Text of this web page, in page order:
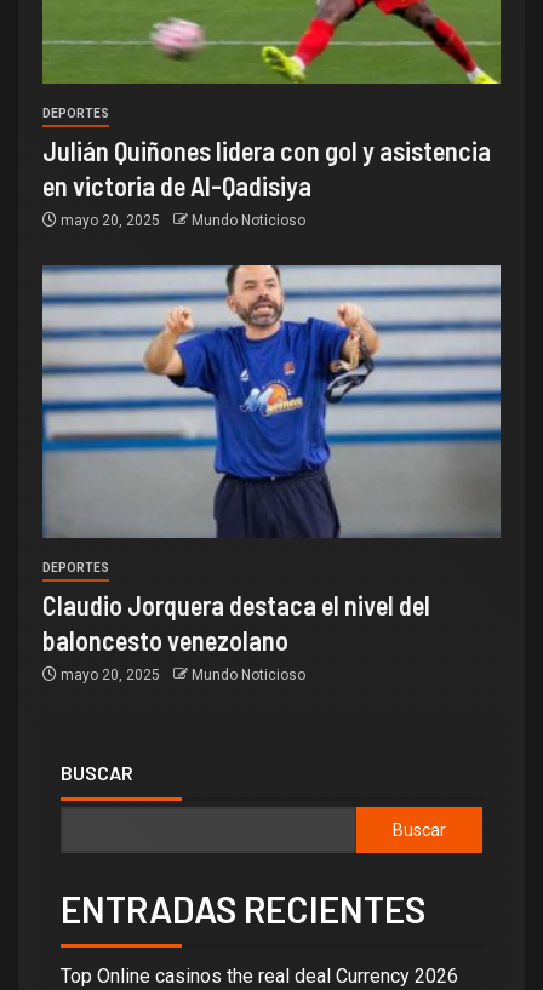
DEPORTES
Julián Quiñones lidera con gol y asistencia
en victoria de Al-Qadisiya
mayo 20, 2025 Mundo Noticioso
DEPORTES
Claudio Jorquera destaca el nivel del
baloncesto venezolano
mayo 20, 2025 Mundo Noticioso
BUSCAR
Buscar
ENTRADAS RECIENTES
Top Online casinos the real deal Currency 2026